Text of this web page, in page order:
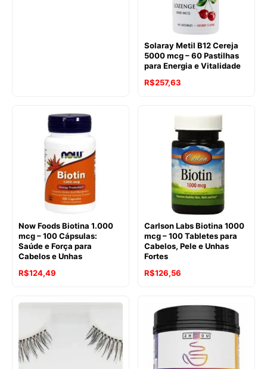
Solaray Metil B12 Cereja
5000 mcg – 60 Pastilhas
para Energia e Vitalidade
R$257,63
Now Foods Biotina 1.000
mcg – 100 Cápsulas:
Saúde e Força para
Cabelos e Unhas
R$124,49
Carlson Labs Biotina 1000
mcg – 100 Tabletes para
Cabelos, Pele e Unhas
Fortes
R$126,56